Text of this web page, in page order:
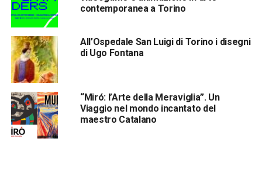
contemporanea a Torino
All’Ospedale San Luigi di Torino i disegni
di Ugo Fontana
“Miró: l’Arte della Meraviglia”. Un
Viaggio nel mondo incantato del
maestro Catalano